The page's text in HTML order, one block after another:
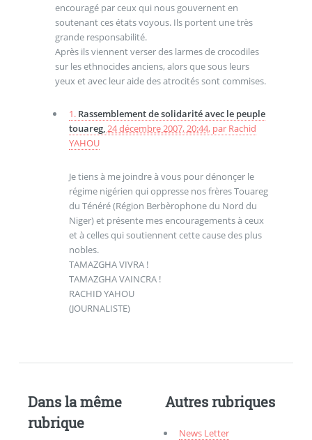
encouragé par ceux qui nous gouvernent en
soutenant ces états voyous. Ils portent une très
grande responsabilité.
Après ils viennent verser des larmes de crocodiles
sur les ethnocides anciens, alors que sous leurs
yeux et avec leur aide des atrocités sont commises.
1. Rassemblement de solidarité avec le peuple
touareg,24 décembre 2007, 20:44, par Rachid
YAHOU
Je tiens à me joindre à vous pour dénonçer le
régime nigérien qui oppresse nos frères Touareg
du Ténéré (Région Berbèrophone du Nord du
Niger) et présente mes encouragements à ceux
et à celles qui soutiennent cette cause des plus
nobles.
TAMAZGHA VIVRA !
TAMAZGHA VAINCRA !
RACHID YAHOU
(JOURNALISTE)
Dans la même
rubrique
Autres rubriques
News Letter